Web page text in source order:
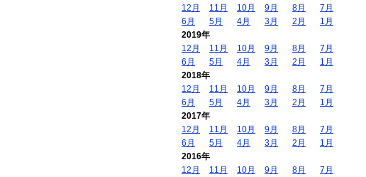
12月
11月 10月 9月 8月
7月
6月
5月 4月 3月 2月
1月
2019年
12月
11月 10月 9月 8月
7月
6月
5月 4月 3月 2月
1月
2018年
12月
11月 10月 9月 8月
7月
6月
5月 4月 3月 2月
1月
2017年
12月
11月 10月 9月 8月
7月
6月
5月 4月 3月 2月
1月
2016年
12月
11月 10月 9月 8月
7月